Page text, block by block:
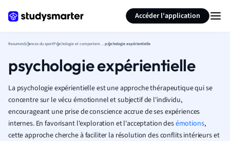
Accéder l'application
ResumesSciences du sport Psychologie et comportementpsychologie expérientielle
psychologie expérientielle
La psychologie expérientielle est une approche thérapeutique qui se
concentre sur le vécu émotionnel et subjectif de l'individu,
encourageant une prise de conscience accrue de ses expériences
internes. En favorisant l'exploration et l'acceptation desémotions,
cette approche cherche à faciliter la résolution des conflits intérieurs et
Résumer la page